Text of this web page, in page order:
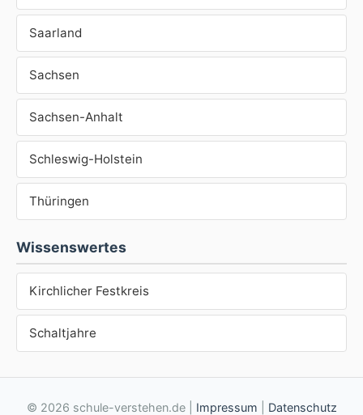
Saarland
Sachsen
Sachsen-Anhalt
Schleswig-Holstein
Thüringen
Wissenswertes
Kirchlicher Festkreis
Schaltjahre
© 2026 schule-verstehen.de | Impressum Datenschutz